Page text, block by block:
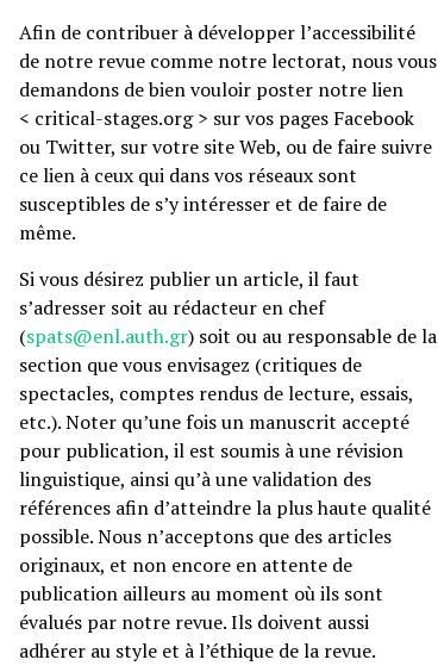
Afin de contribuer à développer l’accessibilité
de notre revue comme notre lectorat, nous vous
demandons de bien vouloir poster notre lien
< critical-stages.org > sur vos pages Facebook
ou Twitter, sur votre site Web, ou de faire suivre
ce lien à ceux qui dans vos réseaux sont
susceptibles de s’y intéresser et de faire de
même.
Si vous désirez publier un article, il faut
s’adresser soit au rédacteur en chef
(spats@enl.auth.gr) soit ou au responsable de la
section que vous envisagez (critiques de
spectacles, comptes rendus de lecture, essais,
etc.). Noter qu’une fois un manuscrit accepté
pour publication, il est soumis à une révision
linguistique, ainsi qu’à une validation des
références afin d’atteindre la plus haute qualité
possible. Nous n’acceptons que des articles
originaux, et non encore en attente de
publication ailleurs au moment où ils sont
évalués par notre revue. Ils doivent aussi
adhérer au style et à l’éthique de la revue.